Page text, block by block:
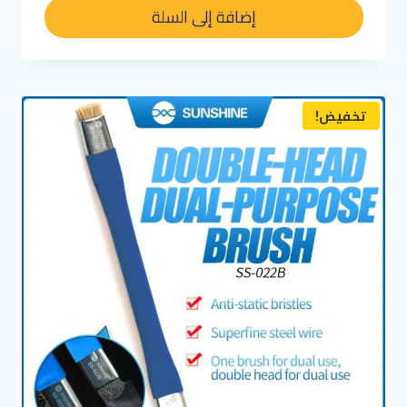
د.م. 150,00.
هو:
د.م. 120,00.
إضافة إلى السلة
تخفيض!